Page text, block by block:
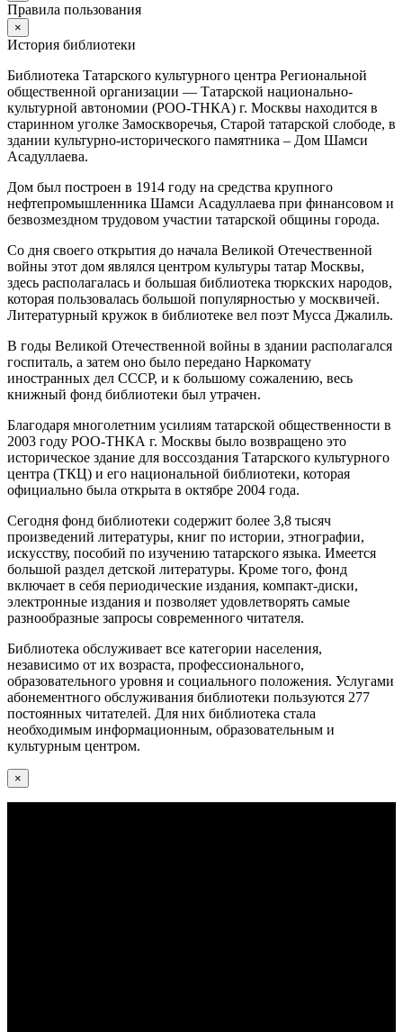
Правила пользования
×
История библиотеки
Библиотека Татарского культурного центра Региональной
общественной организации — Татарской национально-
культурной автономии (РОО-ТНКА) г. Москвы находится в
старинном уголке Замоскворечья, Старой татарской слободе, в
здании культурно-исторического памятника – Дом Шамси
Асадуллаева.
Дом был построен в 1914 году на средства крупного
нефтепромышленника Шамси Асадуллаева при финансовом и
безвозмездном трудовом участии татарской общины города.
Со дня своего открытия до начала Великой Отечественной
войны этот дом являлся центром культуры татар Москвы,
здесь располагалась и большая библиотека тюркских народов,
которая пользовалась большой популярностью у москвичей.
Литературный кружок в библиотеке вел поэт Мусса Джалиль.
В годы Великой Отечественной войны в здании располагался
госпиталь, а затем оно было передано Наркомату
иностранных дел СССР, и к большому сожалению, весь
книжный фонд библиотеки был утрачен.
Благодаря многолетним усилиям татарской общественности в
2003 году РОО-ТНКА г. Москвы было возвращено это
историческое здание для воссоздания Татарского культурного
центра (ТКЦ) и его национальной библиотеки, которая
официально была открыта в октябре 2004 года.
Сегодня фонд библиотеки содержит более 3,8 тысяч
произведений литературы, книг по истории, этнографии,
искусству, пособий по изучению татарского языка. Имеется
большой раздел детской литературы. Кроме того, фонд
включает в себя периодические издания, компакт-диски,
электронные издания и позволяет удовлетворять самые
разнообразные запросы современного читателя.
Библиотека обслуживает все категории населения,
независимо от их возраста, профессионального,
образовательного уровня и социального положения. Услугами
абонементного обслуживания библиотеки пользуются 277
постоянных читателей. Для них библиотека стала
необходимым информационным, образовательным и
культурным центром.
×